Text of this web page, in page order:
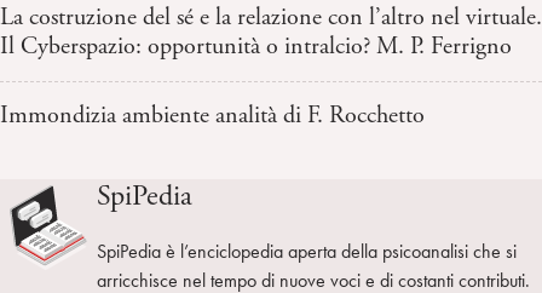
La costruzione del sé e la relazione con l’altro nel virtuale.
Il Cyberspazio: opportunità o intralcio? M. P. Ferrigno
Immondizia ambiente analità di F. Rocchetto
SpiPedia
SpiPedia è l’enciclopedia aperta della psicoanalisi che si
arricchisce nel tempo di nuove voci e di costanti contributi.